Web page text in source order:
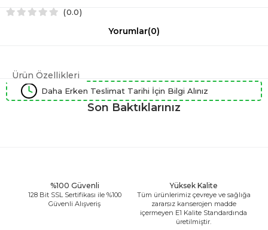
0.0
Yorumlar(0)
Ürün Özellikleri
Daha Erken Teslimat Tarihi İçin Bilgi Alınız
Son Baktıklarınız
%100 Güvenli
128 Bit SSL Sertifikası ile %100
Güvenli Alışveriş
Yüksek Kalite
Tüm ürünlerimiz çevreye ve sağlığa
zararsız kanserojen madde
içermeyen E1 Kalite Standardında
üretilmiştir.